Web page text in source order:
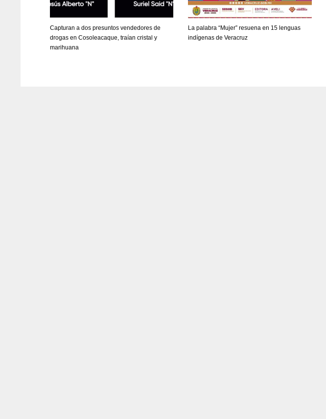
Capturan a dos presuntos vendedores de
drogas en Cosoleacaque, traían cristal y
marihuana
La palabra “Mujer” resuena en 15 lenguas
indígenas de Veracruz